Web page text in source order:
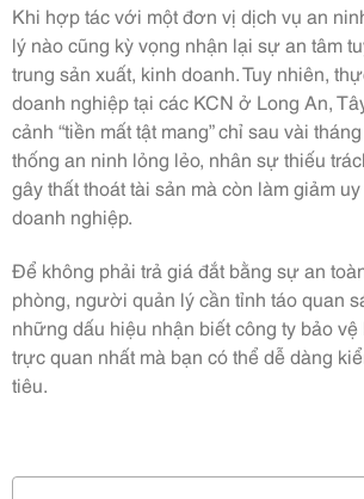
Khi hợp tác với một đơn vị dịch vụ an
lý nào cũng kỳ vọng nhận lại sự an tâm
trung sản xuất, kinh doanh. Tuy nhiên,
doanh nghiệp tại các KCN ở Long An,
cảnh “tiền mất tật mang” chỉ sau vài
thống an ninh lỏng lẻo, nhân sự thiếu
gây thất thoát tài sản mà còn làm giảm
doanh nghiệp.
Để không phải trả giá đắt bằng sự an
phòng, người quản lý cần tỉnh táo quan
những dấu hiệu nhận biết công ty bảo
trực quan nhất mà bạn có thể dễ dàng
tiêu.